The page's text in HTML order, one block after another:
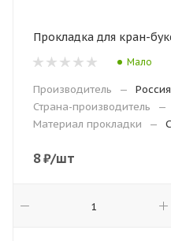
Прокладка для кран-
Мало
Производитель —
Россия
Страна-производитель
—
Материал прокладки
—
8₽/шт